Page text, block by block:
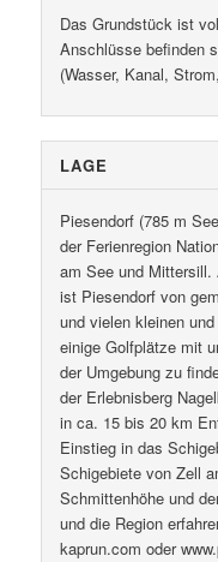
Das Grundstück ist
Anschlüsse befinden
(Wasser, Kanal,
LAGE
Piesendorf (785 m
der Ferienregion
am See und Mittersill.
ist Piesendorf von
und vielen kleinen
einige Golfplätze mit
der Umgebung zu
der Erlebnisberg
in ca. 15 bis 20 km
Einstieg in das
Schigebiete von Zell
Schmittenhöhe und
und die Region
kaprun.com oder